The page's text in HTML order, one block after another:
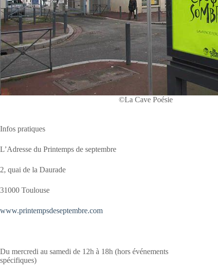
©La Cave Poésie
Infos pratiques
L’Adresse du Printemps de septembre
2, quai de la Daurade
31000 Toulouse
www.printempsdeseptembre.com
Du mercredi au samedi de 12h à 18h (hors événements
spécifiques)